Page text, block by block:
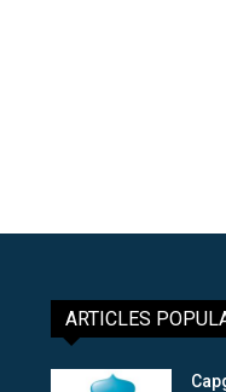
ARTICLES